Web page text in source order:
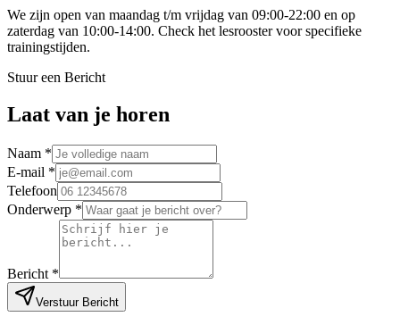
We zijn open van maandag t/m vrijdag van 09:00-22:00 en op
zaterdag van 10:00-14:00. Check het lesrooster voor specifieke
trainingstijden.
Stuur een Bericht
Laat van je horen
Naam *
E-mail *
Telefoon
Onderwerp *
Bericht *
Verstuur Bericht